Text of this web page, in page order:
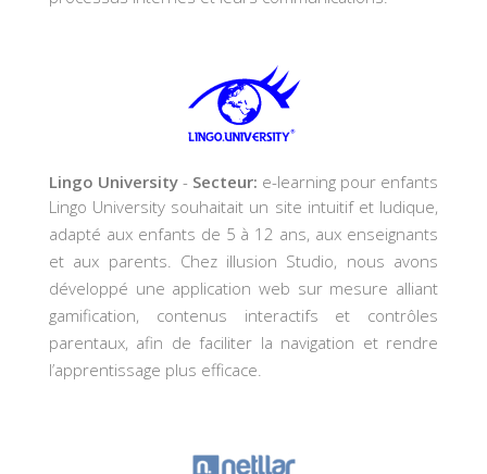
Lingo University - Secteur: e-learning pour enfants
Lingo University souhaitait un site intuitif et ludique,
adapté aux enfants de 5 à 12 ans, aux enseignants
et aux parents. Chez illusion Studio, nous avons
développé une application web sur mesure alliant
gamification, contenus interactifs et contrôles
parentaux, afin de faciliter la navigation et rendre
l’apprentissage plus efficace.